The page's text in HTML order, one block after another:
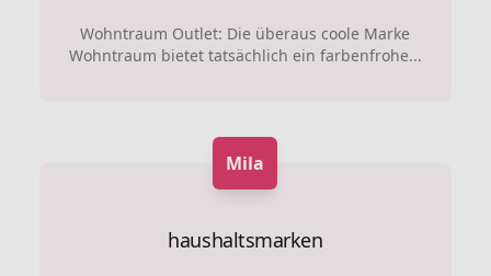
Wohntraum Outlet: Die überaus coole Marke
Wohntraum bietet tatsächlich ein farbenfrohe...
Mila
haushaltsmarken